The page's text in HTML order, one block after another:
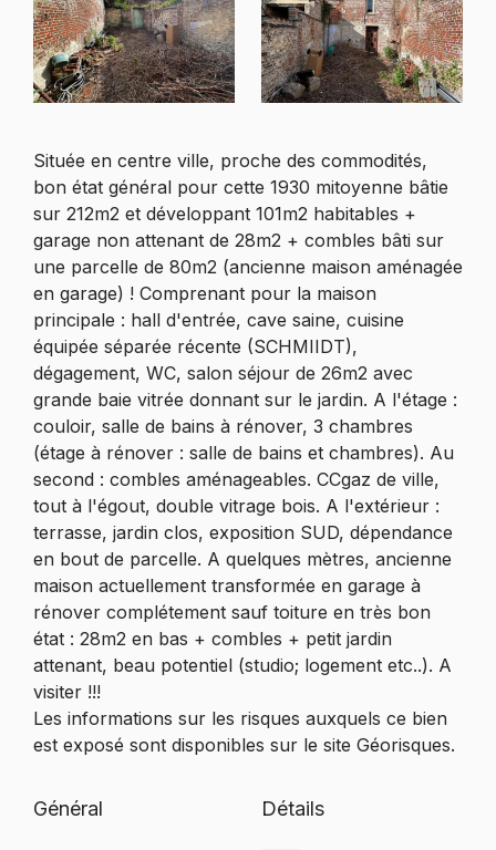
Située en centre ville, proche des commodités,
bon état général pour cette 1930 mitoyenne bâtie
sur 212m2 et développant 101m2 habitables +
garage non attenant de 28m2 + combles bâti sur
une parcelle de 80m2 (ancienne maison aménagée
en garage) ! Comprenant pour la maison
principale : hall d'entrée, cave saine, cuisine
équipée séparée récente (SCHMIIDT),
dégagement, WC, salon séjour de 26m2 avec
grande baie vitrée donnant sur le jardin. A l'étage :
couloir, salle de bains à rénover, 3 chambres
(étage à rénover : salle de bains et chambres). Au
second : combles aménageables. CCgaz de ville,
tout à l'égout, double vitrage bois. A l'extérieur :
terrasse, jardin clos, exposition SUD, dépendance
en bout de parcelle. A quelques mètres, ancienne
maison actuellement transformée en garage à
rénover complétement sauf toiture en très bon
état : 28m2 en bas + combles + petit jardin
attenant, beau potentiel (studio; logement etc..). A
visiter !!!
Les informations sur les risques auxquels ce bien
est exposé sont disponibles sur le site Géorisques.
Général Détails